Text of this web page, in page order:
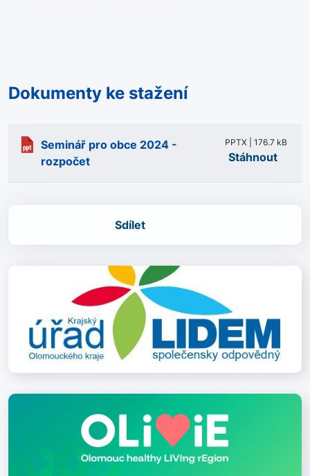
Dokumenty ke stažení
Seminář pro obce 2024 -
rozpočet
PPTX | 176.7 kB
Stáhnout
Sdílet